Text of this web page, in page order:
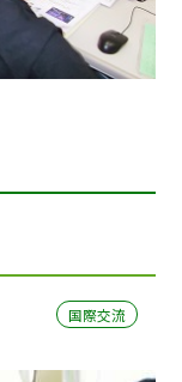
国際交流